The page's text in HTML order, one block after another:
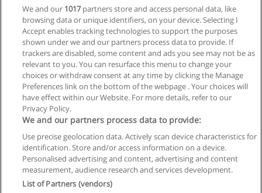
misma..
CAPET - Centro Argentino de Pedagogía Teatral Ficcionalista
Solicita información
Privacidad de datos
Contactar con Educaedu
Copyright © Educaedu Business S.L. - CIF : B-95610580: -
We and our 1017partners store and access personal data, like
browsing data or unique identifiers, on your device. Selecting I
Accept enables tracking technologies to support the purposes
shown under we and our partners process data to provide. If
trackers are disabled, some content and ads you see may not be as
relevant to you. You can resurface this menu to change your
choices or withdraw consent at any time by clicking the Manage
Preferences link on the bottom of the webpage . Your choices will
have effect within our Website. For more details, refer to our
Privacy Policy.
We and our partners process data to provide:
Use precise geolocation data. Actively scan device characteristics for
identification. Store and/or access information on a device.
Personalised advertising and content, advertising and content
measurement, audience research and services development.
List of Partners (vendors)